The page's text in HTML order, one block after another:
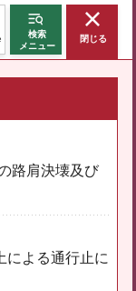
検索
メニュー
閉じる
路肩決壊及び
による通行止に